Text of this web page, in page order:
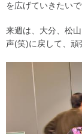
を広げていきたいで
来週は、大分、松
声(笑)に戻して、頑